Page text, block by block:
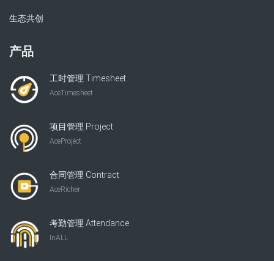
生态共创
产品
工时管理 Timesheet
AceTimesheet
项目管理 Project
AceProject
合同管理 Contract
AceRicher
考勤管理 Attendance
InALL